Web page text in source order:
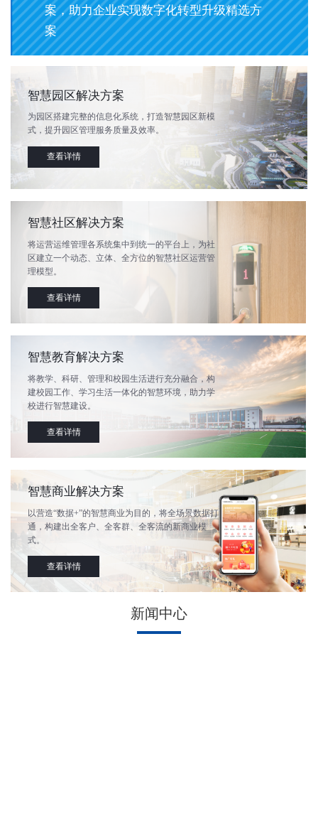
案，助力企业实现数字化转型升级精选方
案
智慧园区解决方案
为园区搭建完整的信息化系统，打造智慧园区新模
式，提升园区管理服务质量及效率。
查看详情
智慧社区解决方案
将运营运维管理各系统集中到统一的平台上，为社
区建立一个动态、立体、全方位的智慧社区运营管
理模型。
查看详情
智慧教育解决方案
将教学、科研、管理和校园生活进行充分融合，构
建校园工作、学习生活一体化的智慧环境，助力学
校进行智慧建设。
查看详情
智慧商业解决方案
以营造“数据+”的智慧商业为目的，将全场景数据打
通，构建出全客户、全客群、全客流的新商业模
式。
查看详情
新闻中心